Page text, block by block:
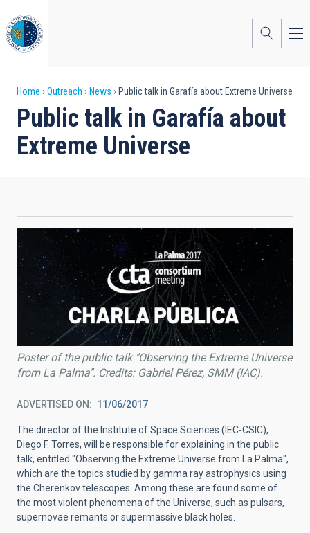
to
main
content
Breadcrumb
Home Outreach News Public talk in Garafía about Extreme Universe
Public talk in Garafía about
Extreme Universe
Poster of the public talk "Observing the Extreme Universe
from La Palma". Credits: Gabriel Pérez, SMM (IAC).
ADVERTISED ON 11/06/2017
The director of the Institute of Space Sciences (IEC-CSIC),
Diego F. Torres, will be responsible for explaining in the public
talk, entitled "Observing the Extreme Universe from La Palma",
which are the topics studied by gamma ray astrophysics using
the Cherenkov telescopes. Among these are found some of
the most violent phenomena of the Universe, such as pulsars,
supernovae remants or supermassive black holes.